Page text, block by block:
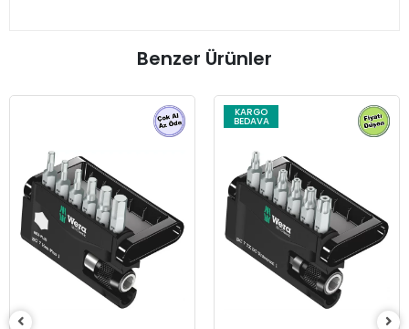
Benzer Ürünler
KARGO
BEDAVA